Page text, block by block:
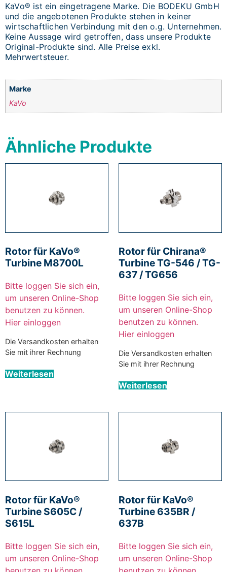
KaVo® ist ein eingetragene Marke. Die BODEKU GmbH
und die angebotenen Produkte stehen in keiner
wirtschaftlichen Verbindung mit den o.g. Unternehmen.
Keine Aussage wird getroffen, dass unsere Produkte
Original-Produkte sind. Alle Preise exkl.
Mehrwertsteuer.
Marke
KaVo
Ähnliche Produkte
Rotor für KaVo®
Turbine M8700L
Bitte loggen Sie sich ein,
um unseren Online-Shop
benutzen zu können.
Hier einloggen
Die Versandkosten erhalten
Sie mit ihrer Rechnung
Weiterlesen
Rotor für Chirana®
Turbine TG-546 / TG-
637 / TG656
Bitte loggen Sie sich ein,
um unseren Online-Shop
benutzen zu können.
Hier einloggen
Die Versandkosten erhalten
Sie mit ihrer Rechnung
Weiterlesen
Rotor für KaVo®
Turbine S605C /
S615L
Bitte loggen Sie sich ein,
um unseren Online-Shop
Rotor für KaVo®
Turbine 635BR /
637B
Bitte loggen Sie sich ein,
um unseren Online-Shop